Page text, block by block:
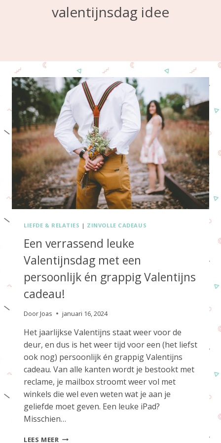
valentijnsdag idee
LIEFDE & RELATIES | ZINVOLLE CADEAUS
Een verrassend leuke
Valentijnsdag met een
persoonlijk én grappig Valentijns
cadeau!
Door Joas januari 16, 2024
Het jaarlijkse Valentijns staat weer voor de
deur, en dus is het weer tijd voor een (het liefst
ook nog) persoonlijk én grappig Valentijns
cadeau. Van alle kanten wordt je bestookt met
reclame, je mailbox stroomt weer vol met
winkels die wel even weten wat je aan je
geliefde moet geven. Een leuke iPad?
Misschien…
LEES MEER EEN